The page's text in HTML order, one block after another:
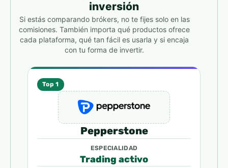
inversión
Si estás comparando brókers, no te fijes solo en las
comisiones. También importa qué productos ofrece
cada plataforma, qué tan fácil es usarla y si encaja
con tu forma de invertir.
Top 1
Pepperstone
ESPECIALIDAD
Trading activo